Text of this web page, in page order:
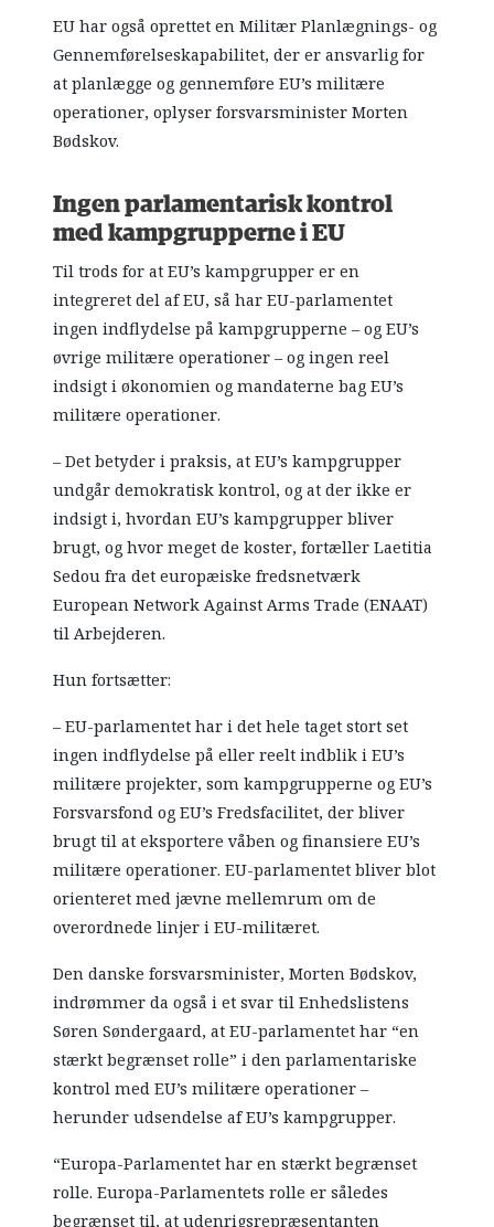
EU har også oprettet en Militær Planlægnings- og
Gennemførelseskapabilitet, der er ansvarlig for
at planlægge og gennemføre EU’s militære
operationer, oplyser forsvarsminister Morten
Bødskov.
Ingen parlamentarisk kontrol
med kampgrupperne i EU
Til trods for at EU’s kampgrupper er en
integreret del af EU, så har EU-parlamentet
ingen indflydelse på kampgrupperne – og EU’s
øvrige militære operationer – og ingen reel
indsigt i økonomien og mandaterne bag EU’s
militære operationer.
– Det betyder i praksis, at EU’s kampgrupper
undgår demokratisk kontrol, og at der ikke er
indsigt i, hvordan EU’s kampgrupper bliver
brugt, og hvor meget de koster, fortæller Laetitia
Sedou fra det europæiske fredsnetværk
European Network Against Arms Trade (ENAAT)
til Arbejderen.
Hun fortsætter:
– EU-parlamentet har i det hele taget stort set
ingen indflydelse på eller reelt indblik i EU’s
militære projekter, som kampgrupperne og EU’s
Forsvarsfond og EU’s Fredsfacilitet, der bliver
brugt til at eksportere våben og finansiere EU’s
militære operationer. EU-parlamentet bliver blot
orienteret med jævne mellemrum om de
overordnede linjer i EU-militæret.
Den danske forsvarsminister, Morten Bødskov,
indrømmer da også i et svar til Enhedslistens
Søren Søndergaard, at EU-parlamentet har “en
stærkt begrænset rolle” i den parlamentariske
kontrol med EU’s militære operationer –
herunder udsendelse af EU’s kampgrupper.
“Europa-Parlamentet har en stærkt begrænset
rolle. Europa-Parlamentets rolle er således
begrænset til, at udenrigsrepræsentanten